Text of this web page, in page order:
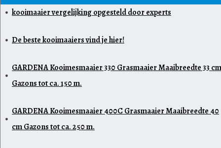
kooimaaier vergelijking opgesteld door experts
De beste kooimaaiers vind je hier!
GARDENA Kooimesmaaier 330 Grasmaaier Maaibreedte 33 cm
Gazons tot ca. 150 m.
GARDENA Kooimesmaaier 400C Grasmaaier Maaibreedte 40
cm Gazons tot ca. 250 m.